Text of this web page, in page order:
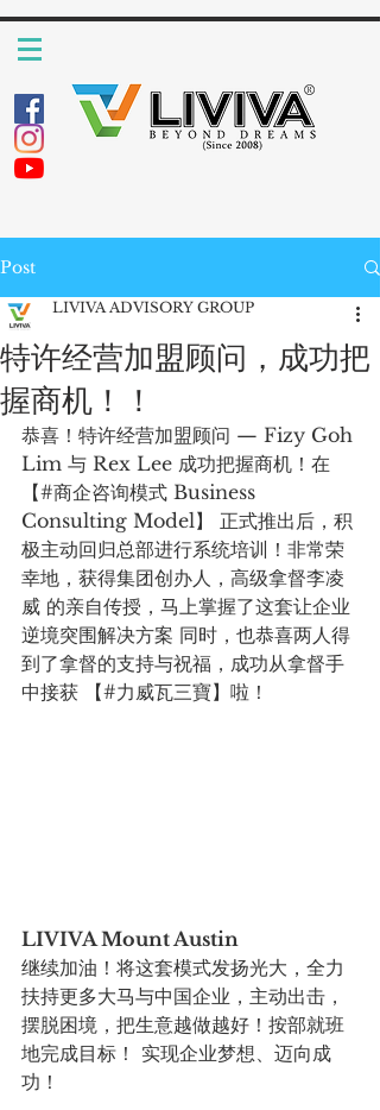
Post
特许经营加盟顾问，成功把
握商机！！
LIVIVA ADVISORY GROUP
恭喜！特许经营加盟顾问 — Fizy Goh
Lim 与 Rex Lee 成功把握商机！在
【#商企咨询模式 Business
Consulting Model】 正式推出后，积
极主动回归总部进行系统培训！非常荣
幸地，获得集团创办人，高级拿督李凌
威 的亲自传授，马上掌握了这套让企业
逆境突围解决方案 同时，也恭喜两人得
到了拿督的支持与祝福，成功从拿督手
中接获 【#力威瓦三寶】啦！
LIVIVA Mount Austin
继续加油！将这套模式发扬光大，全力
扶持更多大马与中国企业，主动出击，
摆脱困境，把生意越做越好！按部就班
地完成目标！ 实现企业梦想、迈向成
功！